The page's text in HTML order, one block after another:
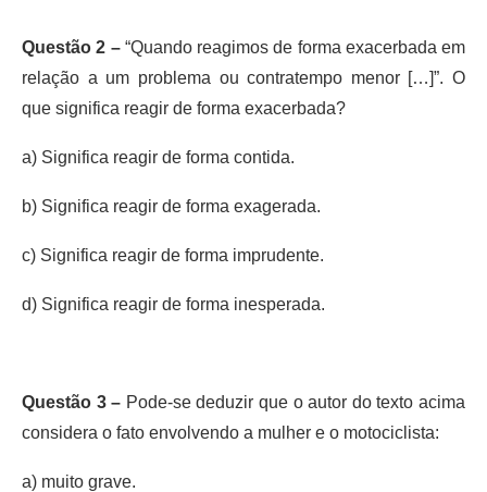
Questão 2 – “Quando reagimos de forma exacerbada em
relação a um problema ou contratempo menor […]”. O
que significa reagir de forma exacerbada?
a) Significa reagir de forma contida.
b) Significa reagir de forma exagerada.
c) Significa reagir de forma imprudente.
d) Significa reagir de forma inesperada.
Questão 3 – Pode-se deduzir que o autor do texto acima
considera o fato envolvendo a mulher e o motociclista:
a) muito grave.